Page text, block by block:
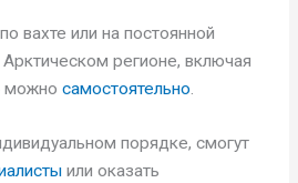
вахте или на постоянной
регионе, включая
можно самостоятельно
порядке, смогут
или оказать